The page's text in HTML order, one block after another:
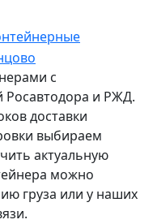
с
Росавтодора и РЖД.
доставки
выбираем
актуальную
можно
груза или у наших